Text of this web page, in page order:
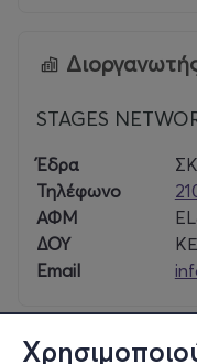
Πληροφορίες :
STAGES
Έδρα
Τηλέφωνο
ΑΦΜ
ΔΟΥ
Email